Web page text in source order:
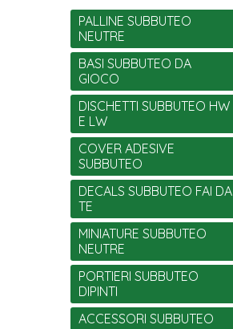
PALLINE SUBBUTEO
NEUTRE
BASI SUBBUTEO DA
GIOCO
DISCHETTI SUBBUTEO HW
E LW
COVER ADESIVE
SUBBUTEO
DECALS SUBBUTEO FAI DA
TE
MINIATURE SUBBUTEO
NEUTRE
PORTIERI SUBBUTEO
DIPINTI
ACCESSORI SUBBUTEO